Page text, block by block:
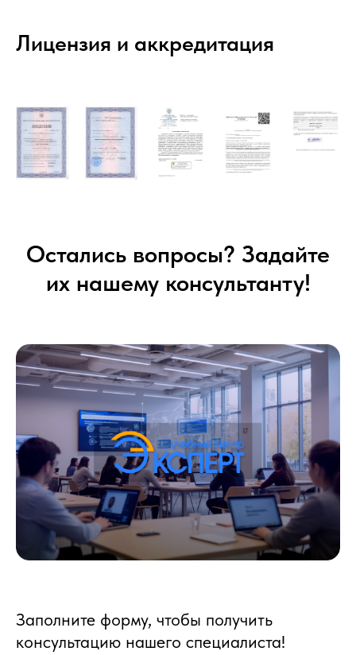
Лицензия и аккредитация
Остались вопросы? Задайте
их нашему консультанту!
Заполните форму, чтобы получить
консультацию нашего специалиста!